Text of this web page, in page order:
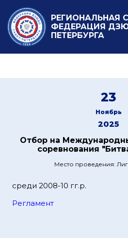
РЕГИОНАЛЬНАЯ
ФЕДЕРАЦИЯ
ПЕТЕРБУРГА
23
Ноябрь
2025
Отбор на
соревнования
Место проведения:
среди 2008-10 гг.р.
Регламент